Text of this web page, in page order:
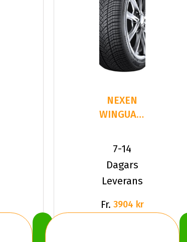
NEXEN
WINGUARD
275/35R21
7-14
Dagars
Leverans
Fr. 3904 kr